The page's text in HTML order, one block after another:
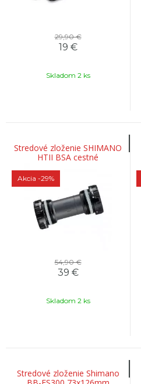
29,90 €
19 €
Skladom 2 ks
Stredové zloženie SHIMANO
HTII BSA cestné
Akcia -29%
54,90 €
39 €
Skladom 2 ks
Stredové zloženie Shimano